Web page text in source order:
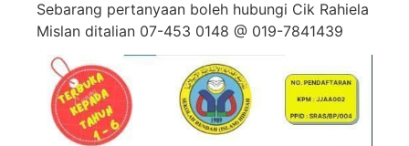
Sebarang pertanyaan boleh hubungi Cik Rahiela
Mislan ditalian 07-453 0148 @ 019-7841439